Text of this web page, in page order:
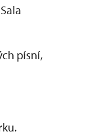
písní,